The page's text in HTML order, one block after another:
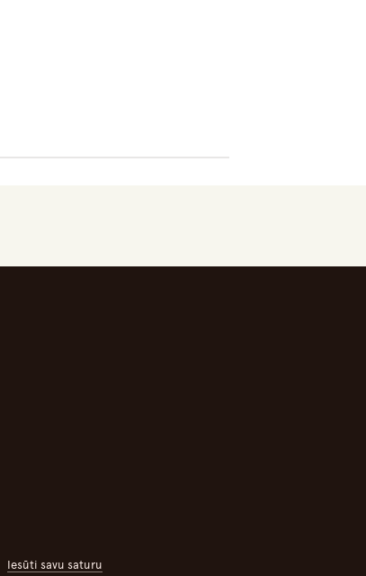
Iesūti savu saturu